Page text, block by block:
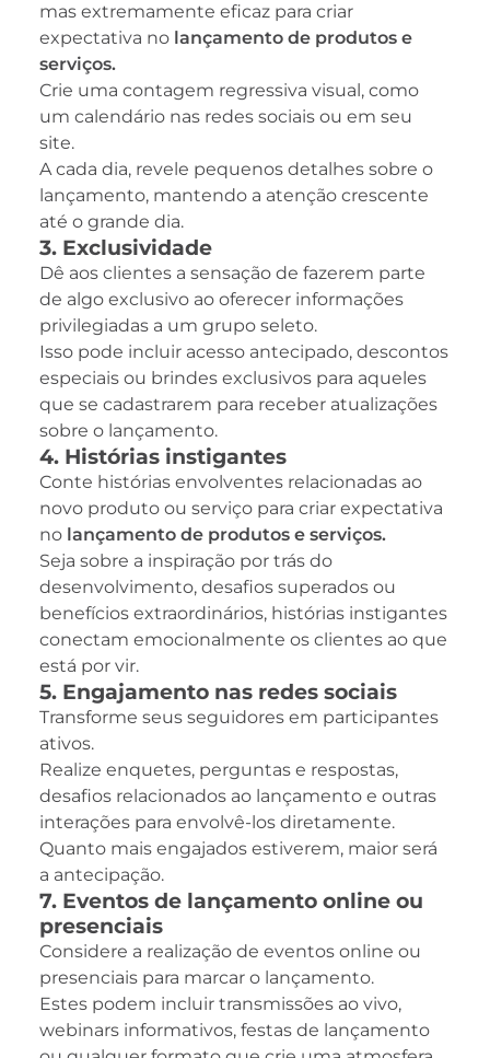
mas extremamente eficaz para criar
expectativa no lançamento de produtos e
serviços.
Crie uma contagem regressiva visual, como
um calendário nas redes sociais ou em seu
site.
A cada dia, revele pequenos detalhes sobre o
lançamento, mantendo a atenção crescente
até o grande dia.
3. Exclusividade
Dê aos clientes a sensação de fazerem parte
de algo exclusivo ao oferecer informações
privilegiadas a um grupo seleto.
Isso pode incluir acesso antecipado, descontos
especiais ou brindes exclusivos para aqueles
que se cadastrarem para receber atualizações
sobre o lançamento.
4. Histórias instigantes
Conte histórias envolventes relacionadas ao
novo produto ou serviço para criar expectativa
no lançamento de produtos e serviços.
Seja sobre a inspiração por trás do
desenvolvimento, desafios superados ou
benefícios extraordinários, histórias instigantes
conectam emocionalmente os clientes ao que
está por vir.
5. Engajamento nas redes sociais
Transforme seus seguidores em participantes
ativos.
Realize enquetes, perguntas e respostas,
desafios relacionados ao lançamento e outras
interações para envolvê-los diretamente.
Quanto mais engajados estiverem, maior será
a antecipação.
7. Eventos de lançamento online ou
presenciais
Considere a realização de eventos online ou
presenciais para marcar o lançamento.
Estes podem incluir transmissões ao vivo,
webinars informativos, festas de lançamento